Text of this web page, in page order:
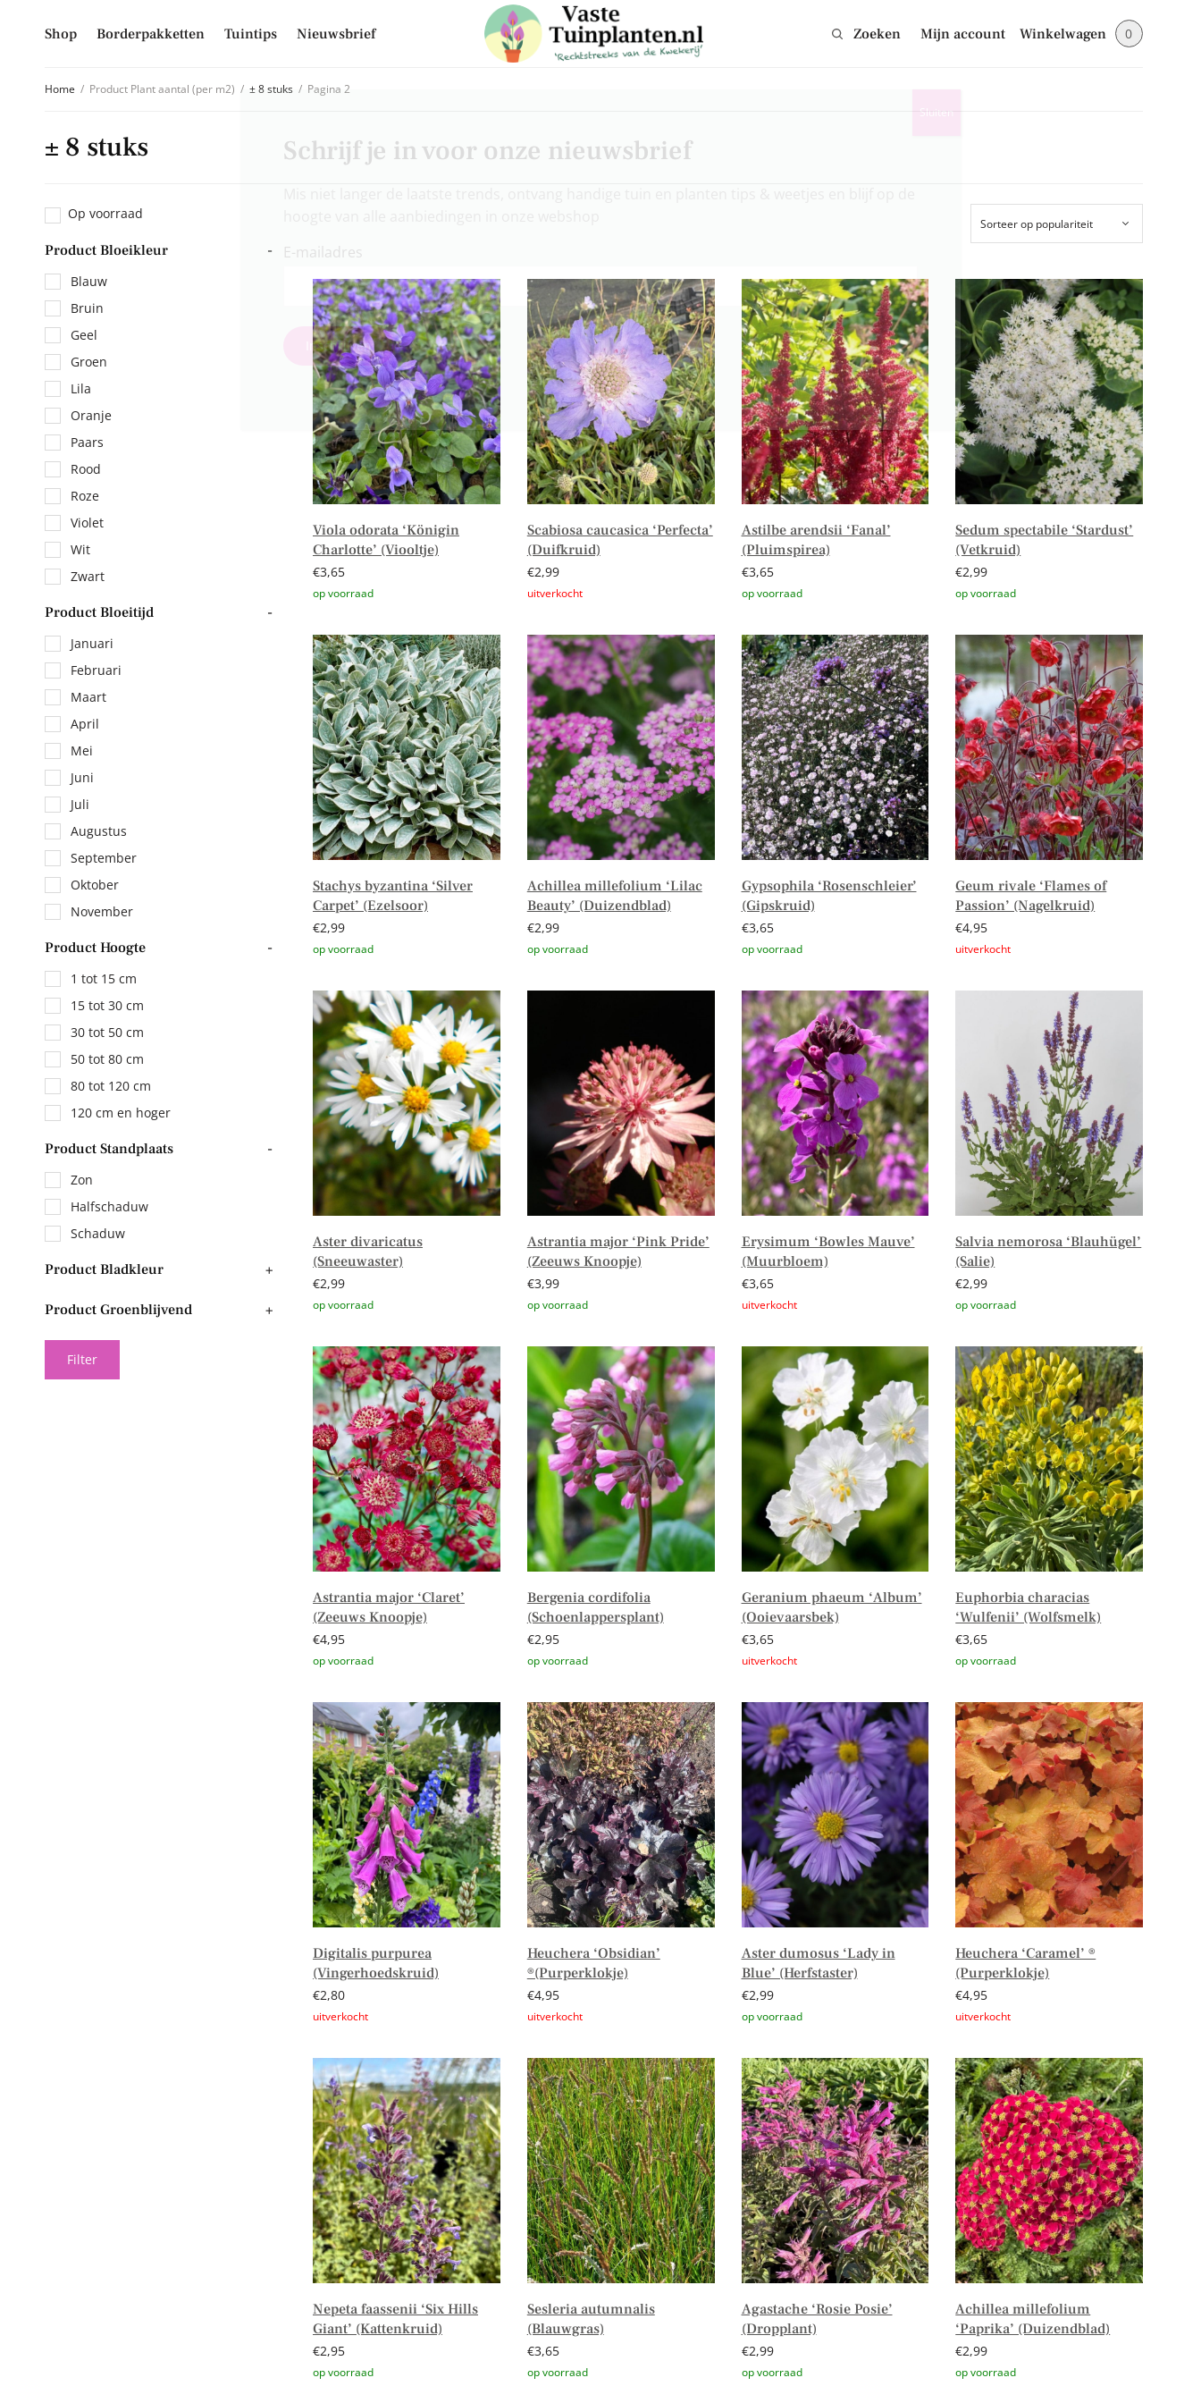
Shop Borderpakketten Tuintips Nieuwsbrief Zoeken Mijn account Winkelwagen 0
Home / Product Plant aantal (per m2) / ± 8 stuks / Pagina 2
± 8 stuks
Op voorraad
Product Bloeikleur -
Blauw
Bruin
Geel
Groen
Lila
Oranje
Paars
Rood
Roze
Violet
Wit
Zwart
Product Bloeitijd -
Januari
Februari
Maart
April
Mei
Juni
Juli
Augustus
September
Oktober
November
Product Hoogte -
1 tot 15 cm
15 tot 30 cm
30 tot 50 cm
50 tot 80 cm
80 tot 120 cm
120 cm en hoger
Product Standplaats -
Zon
Halfschaduw
Schaduw
Product Bladkleur +
Product Groenblijvend +
Filter
Viola odorata ‘Königin
Charlotte’ (Viooltje)
€3,65
Scabiosa caucasica ‘Perfecta’
(Duifkruid)
€2,99
Astilbe arendsii ‘Fanal’
(Pluimspirea)
€3,65
Sedum spectabile ‘Stardust’
(Vetkruid)
€2,99
Stachys byzantina ‘Silver
Carpet’ (Ezelsoor)
€2,99
Achillea millefolium ‘Lilac
Beauty’ (Duizendblad)
€2,99
Gypsophila ‘Rosenschleier’
(Gipskruid)
€3,65
Geum rivale ‘Flames of
Passion’ (Nagelkruid)
€4,95
Aster divaricatus
(Sneeuwaster)
€2,99
Astrantia major ‘Pink Pride’
(Zeeuws Knoopje)
€3,99
Erysimum ‘Bowles Mauve’
(Muurbloem)
€3,65
Salvia nemorosa ‘Blauhügel’
(Salie)
€2,99
Astrantia major ‘Claret’
(Zeeuws Knoopje)
€4,95
Bergenia cordifolia
(Schoenlappersplant)
€2,95
Geranium phaeum ‘Album’
(Ooievaarsbek)
€3,65
Euphorbia characias
‘Wulfenii’ (Wolfsmelk)
€3,65
Digitalis purpurea
(Vingerhoedskruid)
€2,80
Heuchera ‘Obsidian’
®(Purperklokje)
€4,95
Aster dumosus ‘Lady in
Blue’ (Herfstaster)
€2,99
Heuchera ‘Caramel’ ®
(Purperklokje)
€4,95
Nepeta faassenii ‘Six Hills
Giant’ (Kattenkruid)
€2,95
Sesleria autumnalis
(Blauwgras)
€3,65
Agastache ‘Rosie Posie’
(Dropplant)
€2,99
Achillea millefolium
‘Paprika’ (Duizendblad)
€2,99
Schrijf je in voor onze nieuwsbrief
E-mailadres
Inschrijven
Sluiten